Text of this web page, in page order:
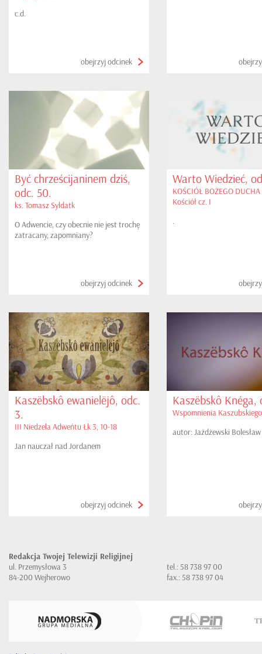
c.d.
obejrzyj odcinek
Być chrześcijaninem dziś,
odc. 50.
ks. Tomasz Syldatk
O Adwencie, czy obecnie nie jest trochę
zatracany, zapomniany?
obejrzyj odcinek
Warto Wiedzieć,
KOŚCIÓŁ BOŻEGO
Kościół cz. I
.
Kaszëbskô ewanielëjô, odc.
3.
III Niedzela Adweńtu Łk 3, 10-18
Jan nauczał nad Jordanem
obejrzyj odcinek
Kaszëbskô Knéga,
Wspomnienia
autor: Jażdżewski Bolesław
Redakcja Twojej Telewizji Religijnej
ul. Przemysłowa 3
84-200 Wejherowo
tel.: 58 738 97 00
fax.: 58 738 97 04